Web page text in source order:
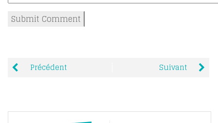
Précédent Suivant